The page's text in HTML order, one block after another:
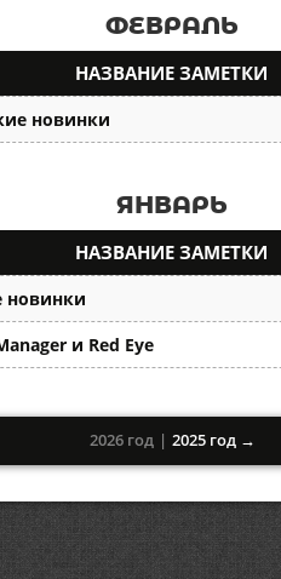
ФЕВРАЛЬ
НАЗВАНИЕ ЗАМЕТКИ
новинки
ЯНВАРЬ
НАЗВАНИЕ ЗАМЕТКИ
новинки
и Red Eye
2026 год | 2025 год →